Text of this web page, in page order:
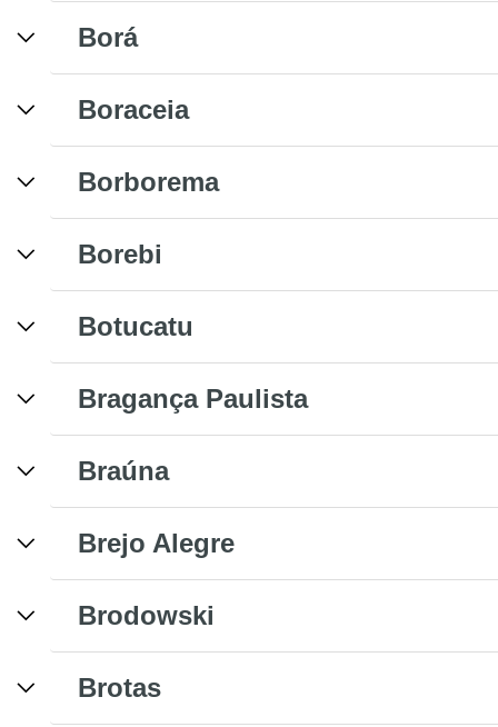
Borá
Boraceia
Borborema
Borebi
Botucatu
Bragança Paulista
Braúna
Brejo Alegre
Brodowski
Brotas